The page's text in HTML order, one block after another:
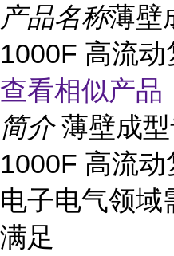
产品名称薄壁
1000F 高流
查看相似产
简介 薄壁成
1000F 高流
电子电气领域
满足